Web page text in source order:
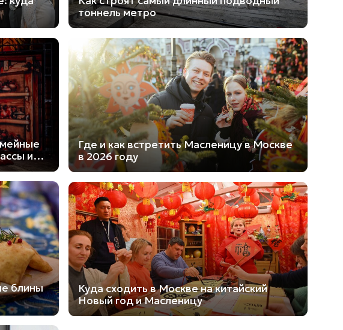
и
блины
тоннель метро
Где и как встретить Масленицу в Москве
в 2026 году
Куда сходить в Москве на китайский
Новый год и Масленицу